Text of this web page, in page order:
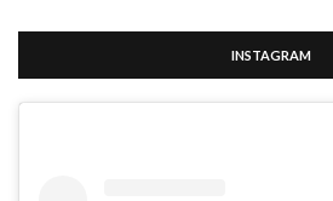
INSTAGRAM